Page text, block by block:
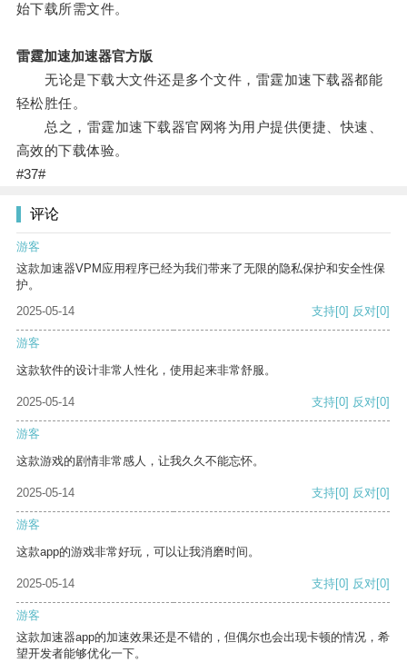
始下载所需文件。
雷霆加速加速器官方版
无论是下载大文件还是多个文件，雷霆加速下载器都能
轻松胜任。
总之，雷霆加速下载器官网将为用户提供便捷、快速、
高效的下载体验。
#37#
评论
游客
这款加速器VPM应用程序已经为我们带来了无限的隐私保护和安全性保
护。
2025-05-14
支持[0] 反对[0]
游客
这款软件的设计非常人性化，使用起来非常舒服。
2025-05-14 支持[0] 反对[0]
游客
这款游戏的剧情非常感人，让我久久不能忘怀。
2025-05-14 支持[0] 反对[0]
游客
这款app的游戏非常好玩，可以让我消磨时间。
2025-05-14 支持[0] 反对[0]
游客
这款加速器app的加速效果还是不错的，但偶尔也会出现卡顿的情况，希
望开发者能够优化一下。